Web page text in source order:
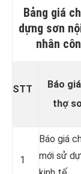
Bảng giá
dựng sơn
nhân
STT
Báo
thợ
1
Báo giá
mới sử